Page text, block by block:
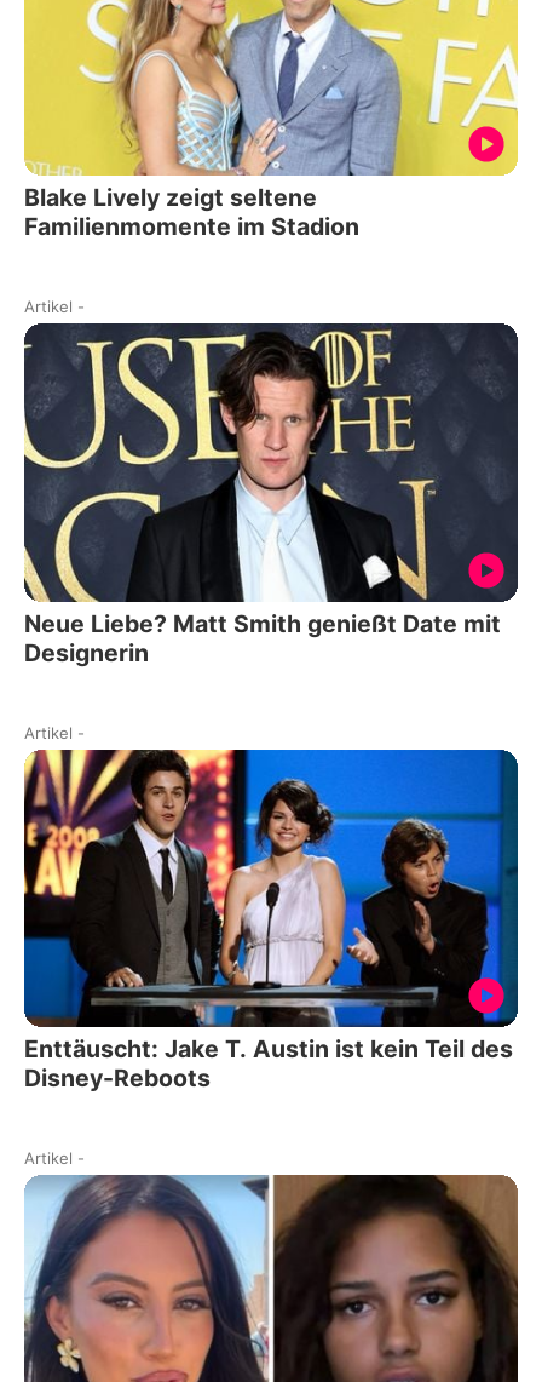
Blake Lively zeigt seltene
Familienmomente im Stadion
Artikel -
Neue Liebe? Matt Smith genießt Date mit
Designerin
Artikel -
Enttäuscht: Jake T. Austin ist kein Teil des
Disney-Reboots
Artikel -